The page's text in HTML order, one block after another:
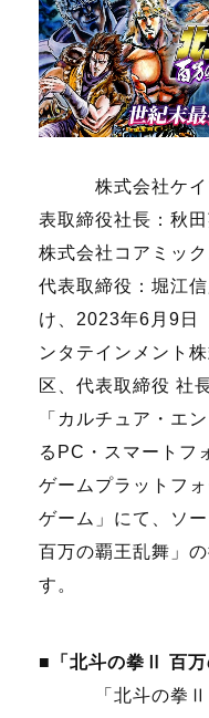
株式会社ケイブ
表取締役社長：秋
株式会社コアミッ
代表取締役：堀江
け、 2023年6 月 9 日
ンタテインメント
区、代表取締役 社
「カルチュア・エ
る PC ・スマートフ
ゲームプラットフォ
ゲーム」にて、ソ
百万の覇王乱舞」
す。
■「北斗の拳Ⅱ 百万
「北斗の拳Ⅱ 百